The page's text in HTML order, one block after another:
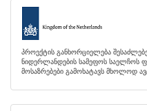
პროექტის განხორციელება
ნიდერლანდების სამეფოს საელჩოს
მოსაზრებები გამოხატავს მხოლოდ